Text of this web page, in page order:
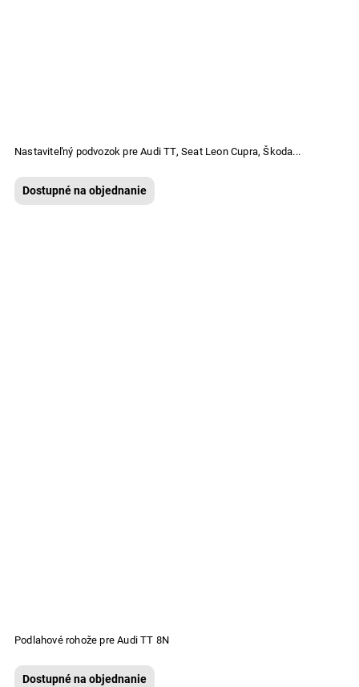
Nastaviteľný podvozok pre Audi TT, Seat Leon Cupra, Škoda...
Dostupné na objednanie
Podlahové rohože pre Audi TT 8N
Dostupné na objednanie